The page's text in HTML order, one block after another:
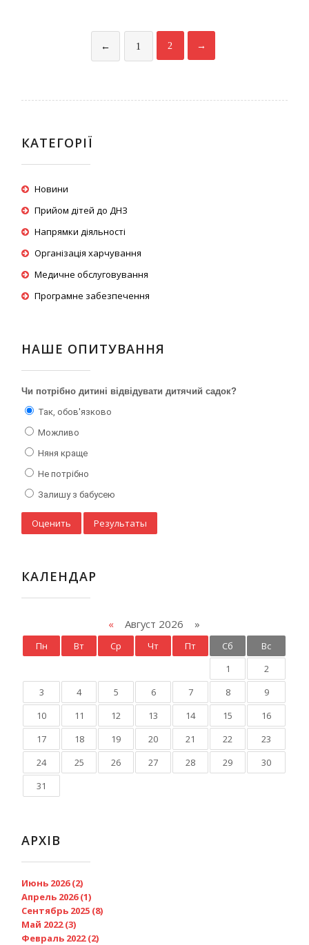
← 1 2 →
КАТЕГОРІЇ
Новини
Прийом дітей до ДНЗ
Напрямки діяльності
Організація харчування
Медичне обслуговування
Програмне забезпечення
НАШЕ ОПИТУВАННЯ
Чи потрібно дитині відвідувати дитячий садок?
Так, обов'язково
Можливо
Няня краще
Не потрібно
Залишу з бабусею
КАЛЕНДАР
« Август 2026 »
Пн Вт Ср Чт Пт Сб
Вс
1
2
3
4 5 6 7 8
9
10
11 12 13 14 15
16
17
18 19 20 21 22
23
24
25 26 27 28 29
30
31
АРХІВ
Июнь 2026 (2)
Апрель 2026 (1)
Сентябрь 2025 (8)
Май 2022 (3)
Февраль 2022 (2)